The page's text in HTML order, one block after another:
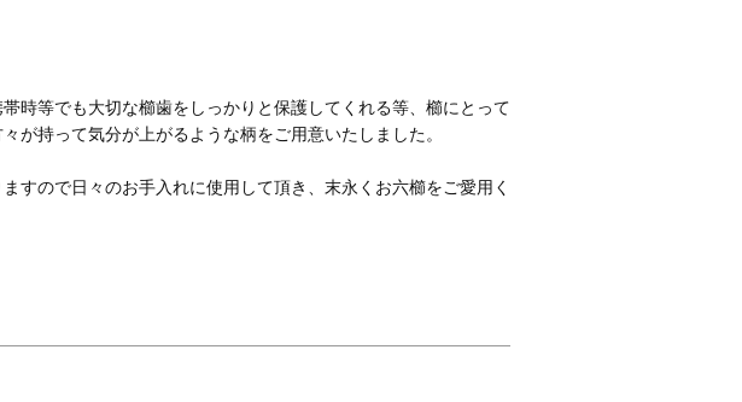
時等でも大切な櫛歯をしっかりと保護してくれる等、櫛にとって
が持って気分が上がるような柄をご用意いたしました。
すので日々のお手入れに使用して頂き、末永くお六櫛をご愛用く